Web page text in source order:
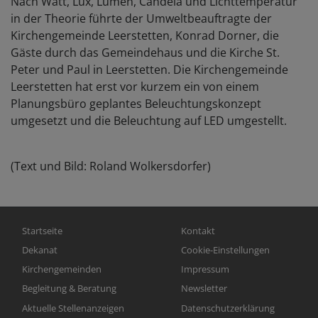
in der Theorie führte der Umweltbeauftragte der
Kirchengemeinde Leerstetten, Konrad Dorner, die
Gäste durch das Gemeindehaus und die Kirche St.
Peter und Paul in Leerstetten. Die Kirchengemeinde
Leerstetten hat erst vor kurzem ein von einem
Planungsbüro geplantes Beleuchtungskonzept
umgesetzt und die Beleuchtung auf LED umgestellt.
(Text und Bild: Roland Wolkersdorfer)
Hauptnavigation
Startseite
Dekanat
Kirchengemeinden
Begleitung & Beratung
Aktuelle Stellenanzeigen
Fußbereichsmenü
Kontakt
Cookie-Einstellungen
Impressum
Newsletter
Datenschutzerklärung